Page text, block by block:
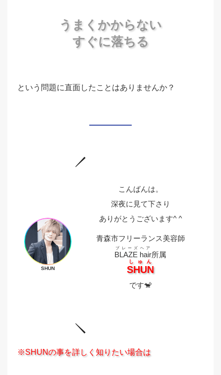
うまくかからない
すぐに落ちる
という問題に直面したことはありませんか？
SHUN
こんばんは。
深夜に見て下さり
ありがとうございます^ ^
青森市フリーランス美容師
BLAZE hair
ブレーズヘア
所属
SHUN
しゅん
です🐒
※SHUNの事を詳しく知りたい場合は